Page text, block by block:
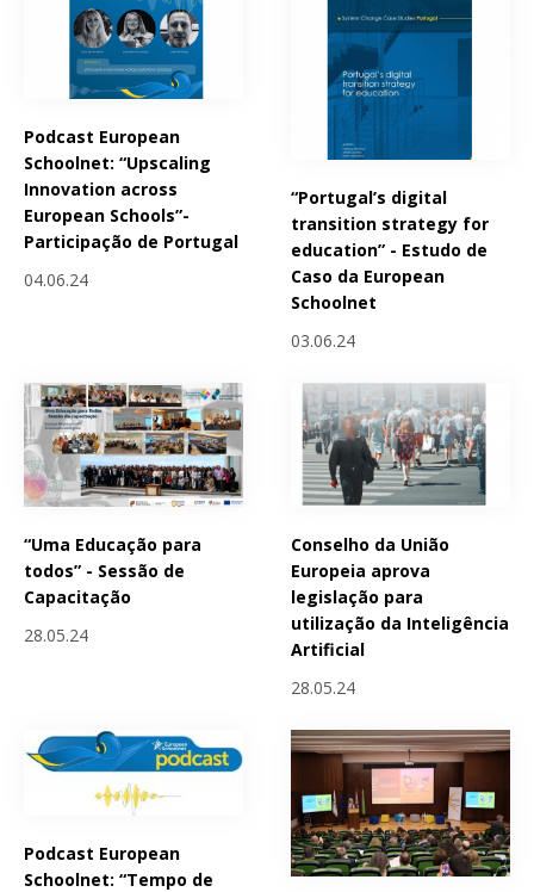
Podcast European
Schoolnet: “Upscaling
Innovation across
European Schools”-
Participação de Portugal
04.06.24
“Portugal’s digital
transition strategy for
education” - Estudo de
Caso da European
Schoolnet
03.06.24
“Uma Educação para
todos” - Sessão de
Capacitação
28.05.24
Conselho da União
Europeia aprova
legislação para
utilização da Inteligência
Artificial
28.05.24
Podcast European
Schoolnet: “Tempo de